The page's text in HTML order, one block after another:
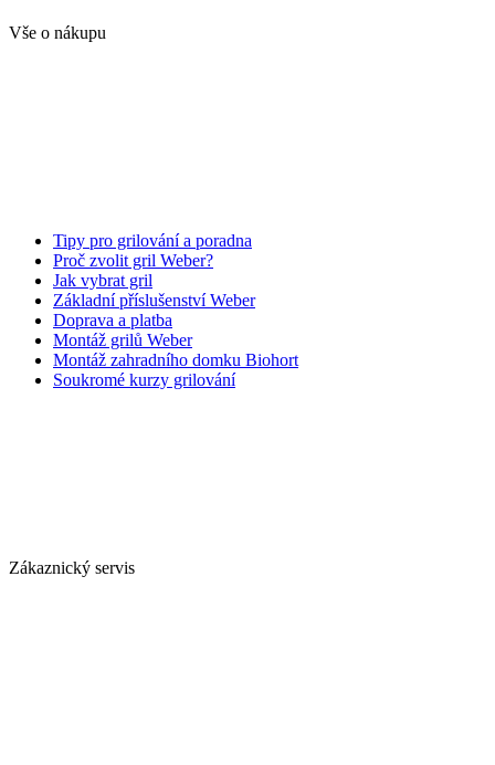
Vše o nákupu
Tipy pro grilování a poradna
Proč zvolit gril Weber?
Jak vybrat gril
Základní příslušenství Weber
Doprava a platba
Montáž grilů Weber
Montáž zahradního domku Biohort
Soukromé kurzy grilování
Zákaznický servis